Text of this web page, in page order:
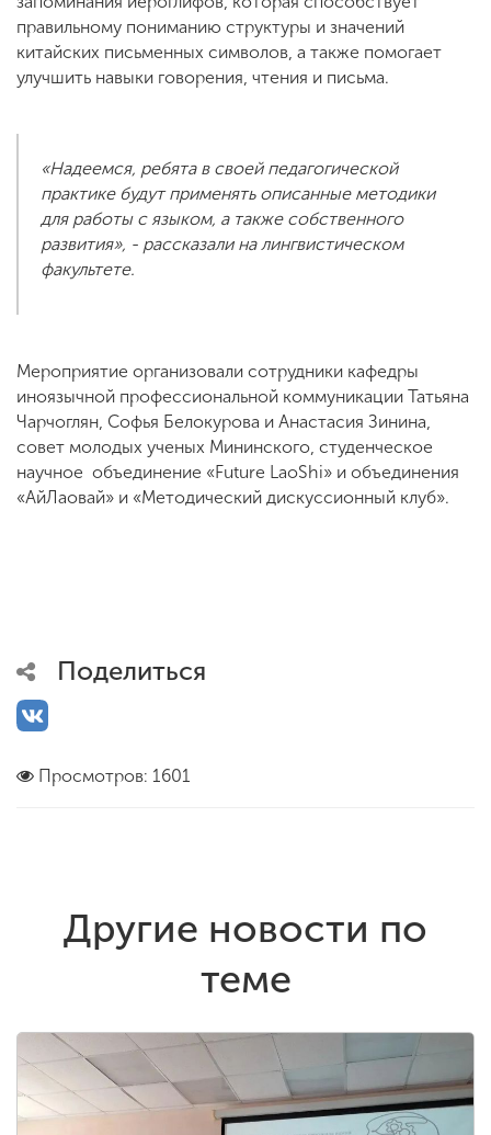
правильному пониманию структуры и значений
китайских письменных символов, а также помогает
улучшить навыки говорения, чтения и письма.
«Надеемся, ребята в своей педагогической
практике будут применять описанные методики
для работы с языком, а также собственного
развития», - рассказали на лингвистическом
факультете.
Мероприятие организовали сотрудники кафедры
иноязычной профессиональной коммуникации Татьяна
Чарчоглян, Софья Белокурова и Анастасия Зинина,
совет молодых ученых Мининского, студенческое
научное объединение «Future LaoShi» и объединения
«АйЛаовай» и «Методический дискуссионный клуб».
Поделиться
Просмотров: 1601
Другие новости по
теме